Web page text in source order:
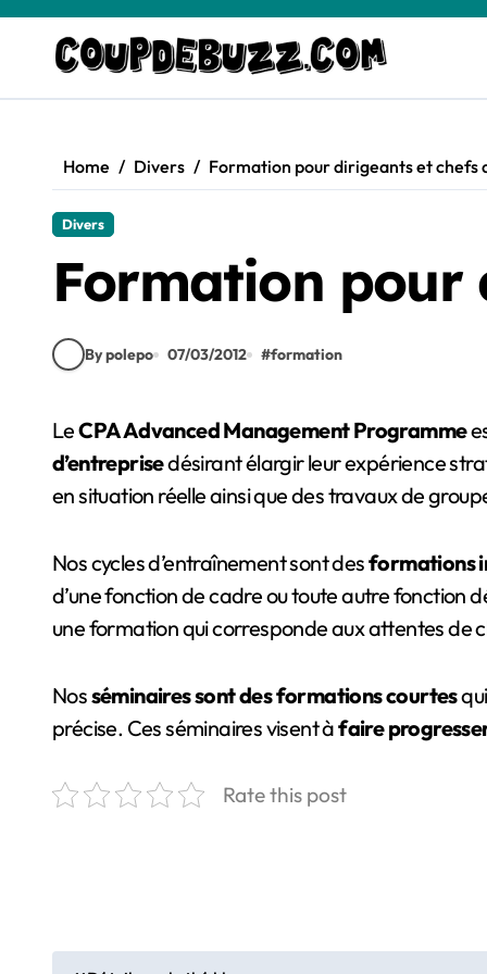
content
Home Divers Formation pour dirigeants et chefs
Divers
Formation pour
By polepo 07/03/2012 #formation
LeCPA Advanced Management Programme
d’entreprisedésirant élargir leur expérience
en situation réelle ainsi que des travaux de
Nos cycles d’entraînement sont desformations
d’une fonction de cadre ou toute autre fonction
une formation qui corresponde aux attentes de
Nosséminaires sont des formations courtes
précise. Ces séminaires visent àfaire
Rate this post